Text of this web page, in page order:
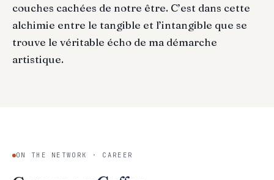
couches cachées de notre être. C’est dans cette
alchimie entre le tangible et l’intangible que se
trouve le véritable écho de ma démarche
artistique.
ON THE NETWORK · CAREER